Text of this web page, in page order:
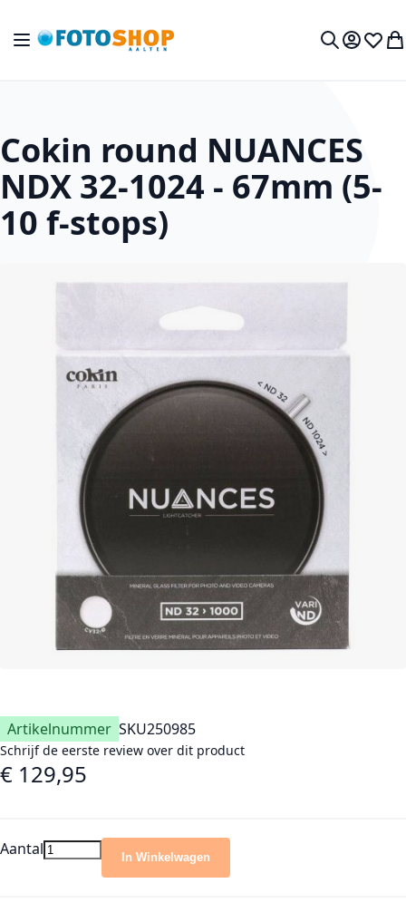
Toggle Nav
Mijn
Cokin round NUANCES
NDX 32-1024 - 67mm (5-
10 f-stops)
Artikelnummer SKU250985
Schrijf de eerste review over dit product
€ 129,95
Aantal In Winkelwagen